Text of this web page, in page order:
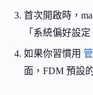
首次開啟時，
「系統偏好設
如果你習慣用
面，FDM 預設